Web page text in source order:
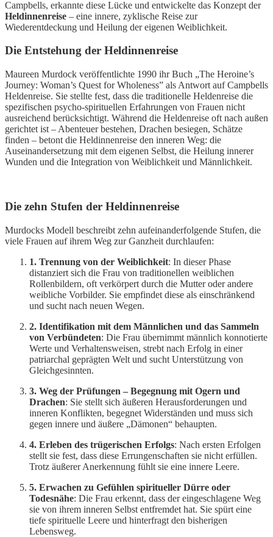
Campbells, erkannte diese Lücke und entwickelte das Konzept der
Heldinnenreise – eine innere, zyklische Reise zur
Wiederentdeckung und Heilung der eigenen Weiblichkeit.
Die Entstehung der Heldinnenreise
Maureen Murdock veröffentlichte 1990 ihr Buch „The Heroine’s
Journey: Woman’s Quest for Wholeness” als Antwort auf Campbells
Heldenreise. Sie stellte fest, dass die traditionelle Heldenreise die
spezifischen psycho-spirituellen Erfahrungen von Frauen nicht
ausreichend berücksichtigt. Während die Heldenreise oft nach außen
gerichtet ist – Abenteuer bestehen, Drachen besiegen, Schätze
finden – betont die Heldinnenreise den inneren Weg: die
Auseinandersetzung mit dem eigenen Selbst, die Heilung innerer
Wunden und die Integration von Weiblichkeit und Männlichkeit.
Die zehn Stufen der Heldinnenreise
Murdocks Modell beschreibt zehn aufeinanderfolgende Stufen, die
viele Frauen auf ihrem Weg zur Ganzheit durchlaufen:
1. Trennung von der Weiblichkeit: In dieser Phase
distanziert sich die Frau von traditionellen weiblichen
Rollenbildern, oft verkörpert durch die Mutter oder andere
weibliche Vorbilder. Sie empfindet diese als einschränkend
und sucht nach neuen Wegen.
2. Identifikation mit dem Männlichen und das Sammeln
von Verbündeten: Die Frau übernimmt männlich konnotierte
Werte und Verhaltensweisen, strebt nach Erfolg in einer
patriarchal geprägten Welt und sucht Unterstützung von
Gleichgesinnten.
3. Weg der Prüfungen – Begegnung mit Ogern und
Drachen: Sie stellt sich äußeren Herausforderungen und
inneren Konflikten, begegnet Widerständen und muss sich
gegen innere und äußere „Dämonen“ behaupten.
4. Erleben des trügerischen Erfolgs: Nach ersten Erfolgen
stellt sie fest, dass diese Errungenschaften sie nicht erfüllen.
Trotz äußerer Anerkennung fühlt sie eine innere Leere.
5. Erwachen zu Gefühlen spiritueller Dürre oder
Todesnähe: Die Frau erkennt, dass der eingeschlagene Weg
sie von ihrem inneren Selbst entfremdet hat. Sie spürt eine
tiefe spirituelle Leere und hinterfragt den bisherigen
Lebensweg.